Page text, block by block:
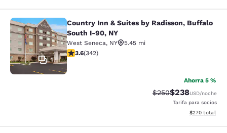
Country Inn & Suites by Radisson,
17
Country Inn & Suites by Radisson, Buffalo
South I-90, NY
West Seneca, NY
5.45 mi
calificación de 3.64 estrellas. Bueno. 342 reseñas
3.6(342)
Ahorra 5 %
Precio tachado:
$250Precio con
$238USD/noche
Tarifa para socios
Ver detalles
$270 total